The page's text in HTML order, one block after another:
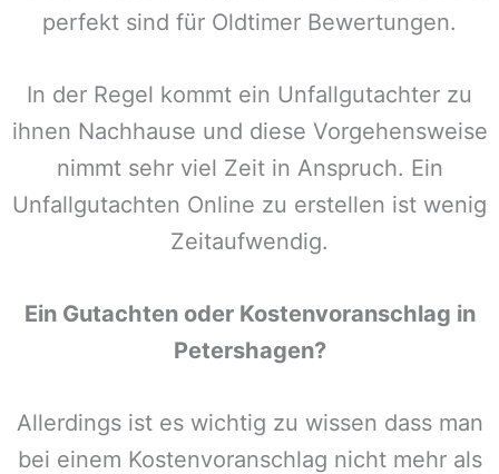
perfekt sind für Oldtimer Bewertungen.
In der Regel kommt ein Unfallgutachter zu
ihnen Nachhause und diese Vorgehensweise
nimmt sehr viel Zeit in Anspruch. Ein
Unfallgutachten Online zu erstellen ist wenig
Zeitaufwendig.
Ein Gutachten oder Kostenvoranschlag in
Petershagen?
Allerdings ist es wichtig zu wissen dass man
bei einem Kostenvoranschlag nicht mehr als